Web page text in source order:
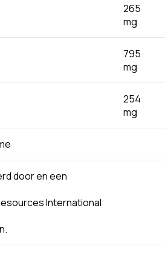
265
mg
795
mg
254
mg
door en een
International